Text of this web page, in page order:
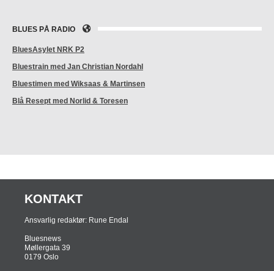
BLUES PÅ RADIO
BluesAsylet NRK P2
Bluestrain med Jan Christian Nordahl
Bluestimen med Wiksaas & Martinsen
Blå Resept med Norlid & Toresen
KONTAKT
Ansvarlig redaktør: Rune Endal
Bluesnews
Møllergata 39
0179 Oslo